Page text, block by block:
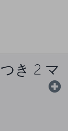
き 2 マ